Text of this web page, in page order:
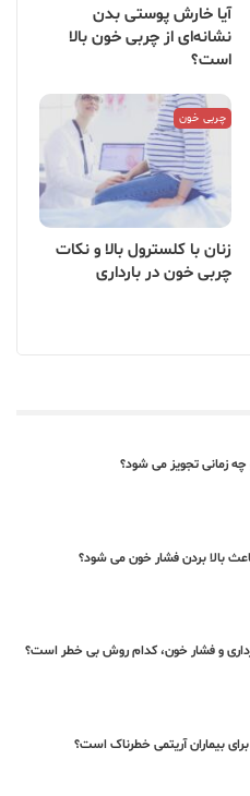
آیا خارش پوستی بدن
نشانه‌ای از چربی خون بالا
است؟
چربی خون
زنان با کلسترول بالا و نکات
چربی خون در بارداری
چه زمانی تجویز می شود؟
بالا بردن فشار خون می شود؟
و فشار خون، کدام روش بی خطر است؟
بیماران آریتمی خطرناک است؟